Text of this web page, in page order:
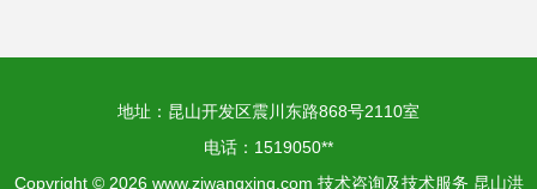
地址：昆山开发区震川东路868号2110室
电话：1519050**
Copyright © 2026 www.ziwangxing.com 技术咨询及技术服务 昆山洪